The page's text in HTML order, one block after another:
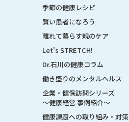
季節の健康レシピ
賢い患者になろう
離れて暮らす親のケア
Let's STRETCH!
Dr.石川の健康コラム
働き盛りのメンタルヘルス
企業・健保訪問シリーズ
～健康経営 事例紹介～
健康課題への取り組み・対策